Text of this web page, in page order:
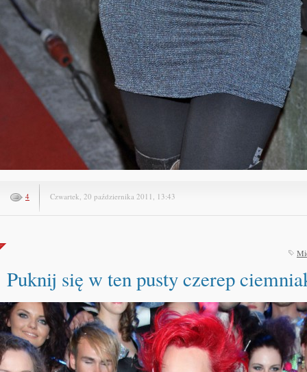
4 Czwartek, 20 października 2011, 13:43
Puknij się w ten pusty czerep